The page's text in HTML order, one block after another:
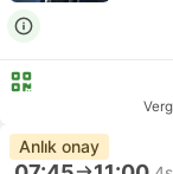
Anlık onay